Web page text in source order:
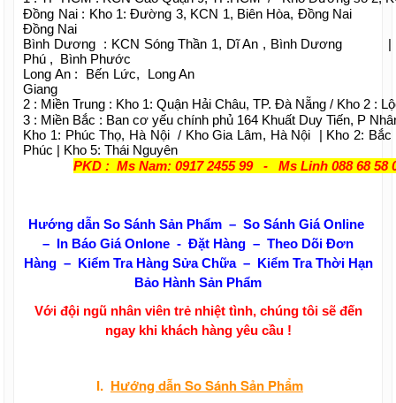
Đồng Nai : Kho 1: Đường 3, KCN 1, Biên Hòa, Đồng
Đồng Nai
Bình Dương : KCN Sóng Thần 1, Dĩ An , Bình
Phú , Bình Phước
Long An : Bến Lức, Long An | Kiên
Giang
2 : Miền Trung : Kho 1: Quận Hải Châu, TP. Đà Nẵng / Kho 2 :
3 : Miền Bắc : Ban cơ yếu chính phủ 164 Khuất Duy Tiến, P
Kho 1: Phúc Thọ, Hà Nội / Kho Gia Lâm, Hà Nội | Kho 2:
Phúc | Kho 5: Thái Nguyên
PKD : Ms Nam: 0917 2455 99 - Ms Linh 088 68 58
Hướng dẫn So Sánh Sản Phẩm – So Sánh Giá Online
– In Báo Giá Onlone - Đặt Hàng – Theo Dõi Đơn
Hàng – Kiểm Tra Hàng Sửa Chữa – Kiểm Tra Thời Hạn
Bảo Hành Sản Phẩm
Với đội ngũ nhân viên trẻ nhiệt tình, chúng tôi sẽ đến
ngay khi khách hàng yêu cầu !
I. Hướng dẫnSo Sánh Sản Phẩm